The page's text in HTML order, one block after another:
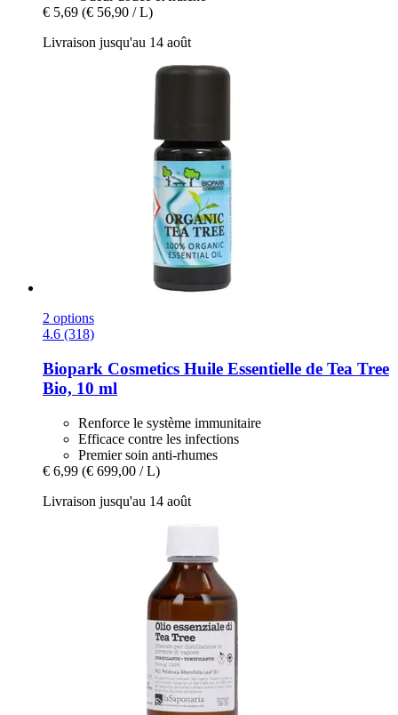
€ 5,69 (€ 56,90 / L)
Livraison jusqu'au 14 août
2 options
4.6 (318)
Biopark Cosmetics Huile Essentielle de Tea Tree
Bio, 10 ml
Renforce le système immunitaire
Efficace contre les infections
Premier soin anti-rhumes
€ 6,99 (€ 699,00 / L)
Livraison jusqu'au 14 août